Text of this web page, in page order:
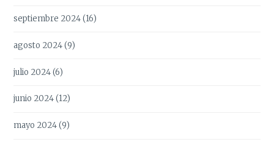
septiembre 2024(16)
agosto 2024(9)
julio 2024(6)
junio 2024(12)
mayo 2024(9)